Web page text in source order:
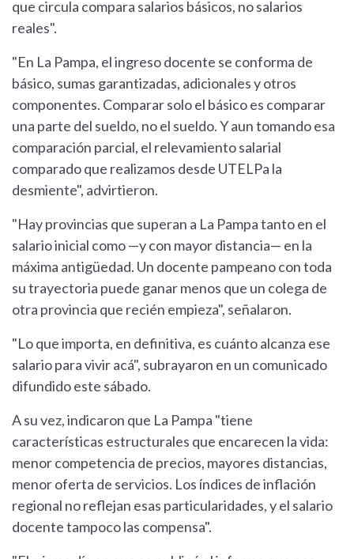
que circula compara salarios básicos, no salarios
reales".
"En La Pampa, el ingreso docente se conforma de
básico, sumas garantizadas, adicionales y otros
componentes. Comparar solo el básico es comparar
una parte del sueldo, no el sueldo. Y aun tomando esa
comparación parcial, el relevamiento salarial
comparado que realizamos desde UTELPa la
desmiente", advirtieron.
"Hay provincias que superan a La Pampa tanto en el
salario inicial como —y con mayor distancia— en la
máxima antigüedad. Un docente pampeano con toda
su trayectoria puede ganar menos que un colega de
otra provincia que recién empieza", señalaron.
"Lo que importa, en definitiva, es cuánto alcanza ese
salario para vivir acá", subrayaron en un comunicado
difundido este sábado.
A su vez, indicaron que La Pampa "tiene
características estructurales que encarecen la vida:
menor competencia de precios, mayores distancias,
menor oferta de servicios. Los índices de inflación
regional no reflejan esas particularidades, y el salario
docente tampoco las compensa".